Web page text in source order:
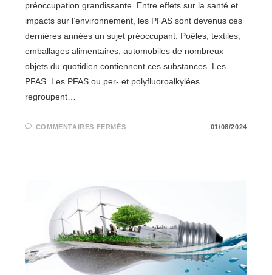
préoccupation grandissante Entre effets sur la santé et
impacts sur l’environnement, les PFAS sont devenus ces
dernières années un sujet préoccupant. Poêles, textiles,
emballages alimentaires, automobiles de nombreux
objets du quotidien contiennent ces substances. Les
PFAS Les PFAS ou per- et polyfluoroalkylées
regroupent…
COMMENTAIRES FERMÉSSUR
GRANDISSANTE
01/08/2024